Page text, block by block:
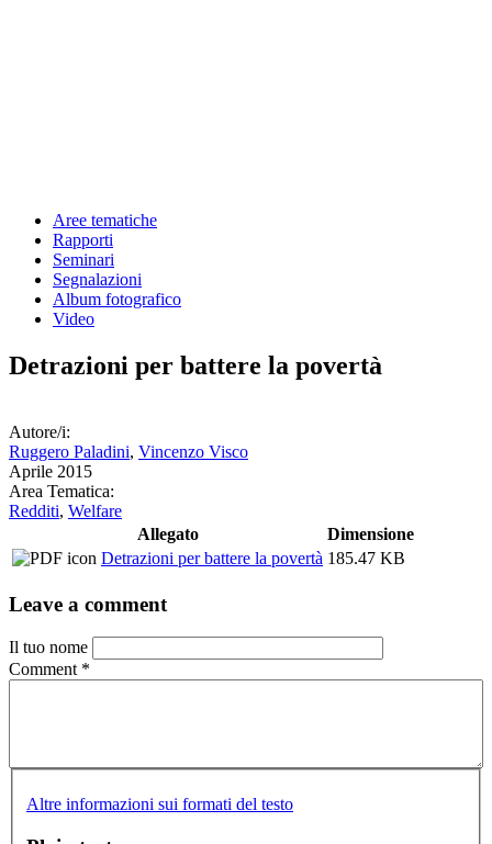
Aree tematiche
Rapporti
Seminari
Segnalazioni
Album fotografico
Video
Detrazioni per battere la povertà
Autore/i:
Ruggero Paladini, Vincenzo Visco
Aprile 2015
Area Tematica:
Redditi, Welfare
Allegato
Dimensione
Detrazioni per battere la povertà 185.47 KB
Leave a comment
Il tuo nome
Comment *
Altre informazioni sui formati del testo